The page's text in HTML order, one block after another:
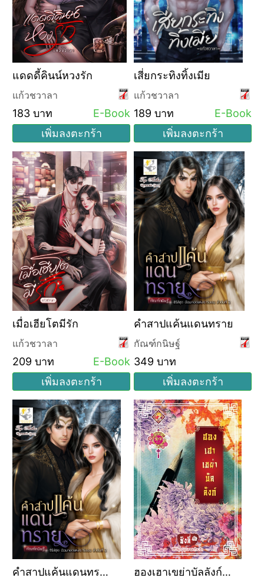
แดดดี้คินน์หวงรัก
แก้วชวาลา
183 บาท
E-Book
เพิ่มลงตะกร้า
เสี่ยกระทิงทิ้งเมีย
แก้วชวาลา
189 บาท
E-Book
เพิ่มลงตะกร้า
เมื่อเฮียโตมีรัก
แก้วชวาลา
209 บาท
E-Book
เพิ่มลงตะกร้า
คำสาปแค้นแดนทราย
กัณฑ์กนิษฐ์
349 บาท
เพิ่มลงตะกร้า
คำสาปแค้นแดนทราย
ฮองเฮาเขย่าบัลลังก์